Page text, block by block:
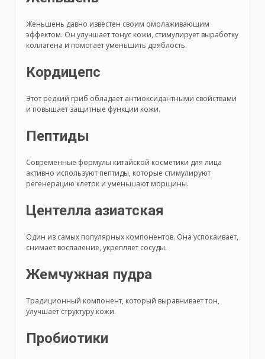
Женьшень давно известен своим омолаживающим
эффектом. Он улучшает тонус кожи, стимулирует выработку
коллагена и помогает уменьшить дряблость.
Кордицепс
Этот редкий гриб обладает антиоксидантными свойствами
и повышает защитные функции кожи.
Пептиды
Современные формулы китайской косметики для лица
активно используют пептиды, которые стимулируют
регенерацию клеток и уменьшают морщины.
Центелла азиатская
Один из самых популярных компонентов. Она успокаивает,
снимает воспаление, укрепляет сосуды.
Жемчужная пудра
Традиционный компонент, который выравнивает тон,
улучшает структуру кожи.
Пробиотики